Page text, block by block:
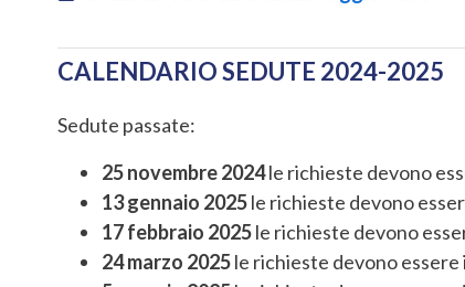
CALENDARIO SEDUTE 2024-2025
Sedute passate:
25 novembre 2024le richieste devono
13 gennaio 2025le richieste devono
17 febbraio 2025le richieste devono
24 marzo 2025le richieste devono